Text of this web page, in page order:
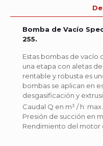
Bomba de Vacío
255.
Estas bombas de vacío
una etapa con aletas
rentable y robusta es
bombas se aplican en
desgasificación y
Caudal Q en m³ / h: max.
Presión de succión en
Rendimiento del motor